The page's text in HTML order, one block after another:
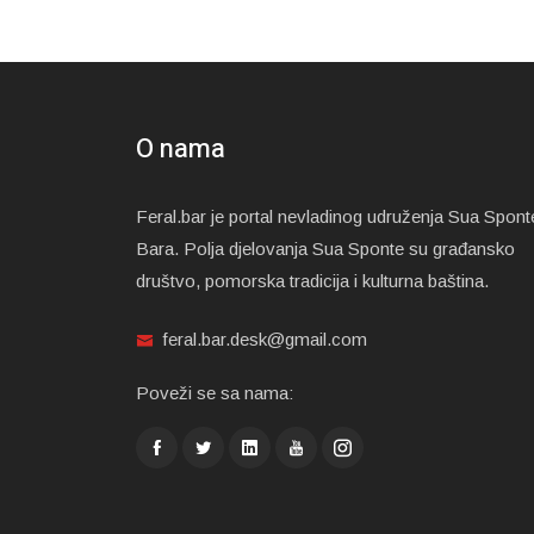
O nama
Feral.bar je portal nevladinog udruženja Sua
Bara. Polja djelovanja Sua Sponte su građansko
društvo, pomorska tradicija i kulturna baština.
feral.bar.desk@gmail.com
Poveži se sa nama: